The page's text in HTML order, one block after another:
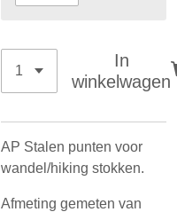
In
winkelwagen
AP Stalen punten voor
wandel/hiking stokken.
Afmeting gemeten van